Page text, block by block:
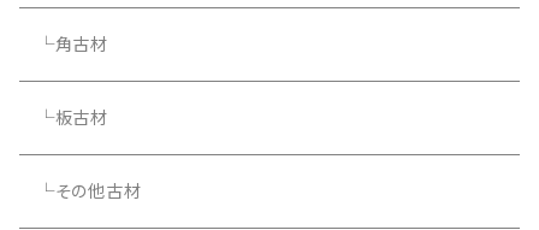
└角古材
└板古材
└その他古材